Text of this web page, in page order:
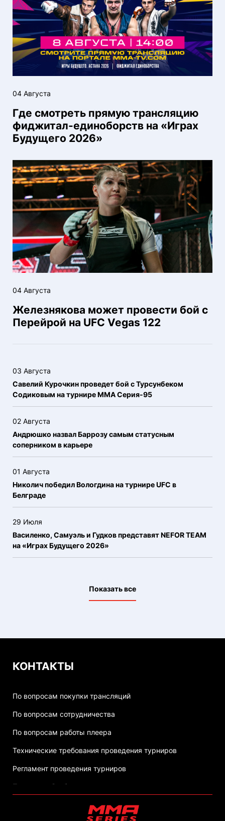
Показать все
04 Августа
Где смотреть прямую трансляцию
фиджитал-единоборств на «Играх
Будущего 2026»
04 Августа
Железнякова может провести бой с
Перейрой на UFC Vegas 122
03 Августа
Савелий Курочкин проведет бой с Турсунбеком
Содиковым на турнире ММА Серия-95
02 Августа
Андрюшко назвал Баррозу самым статусным
соперником в карьере
01 Августа
Николич победил Вологдина на турнире UFC в
Белграде
29 Июля
Василенко, Самуэль и Гудков представят NEFOR TEAM
на «Играх Будущего 2026»
КОНТАКТЫ
По вопросам покупки трансляций
По вопросам сотрудничества
По вопросам работы плеера
Технические требования проведения турниров
Регламент проведения турниров
Политика обработки персональных данных